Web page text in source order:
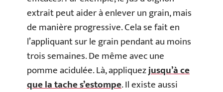
extrait peut aider à enlever un grain, mais
de manière progressive. Cela se fait en
l’appliquant sur le grain pendant au moins
trois semaines. De même avec une
pomme acidulée. Là, appliquezjusqu’à ce
que la tache s’estompe. Il existe aussi